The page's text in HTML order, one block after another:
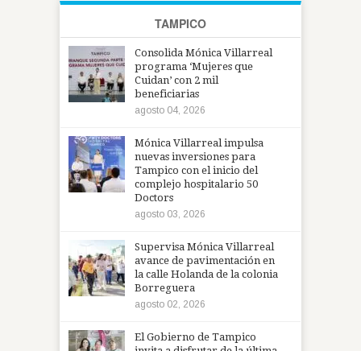
TAMPICO
Consolida Mónica Villarreal
programa ‘Mujeres que
Cuidan’ con 2 mil
beneficiarias
agosto 04, 2026
Mónica Villarreal impulsa
nuevas inversiones para
Tampico con el inicio del
complejo hospitalario 50
Doctors
agosto 03, 2026
Supervisa Mónica Villarreal
avance de pavimentación en
la calle Holanda de la colonia
Borreguera
agosto 02, 2026
El Gobierno de Tampico